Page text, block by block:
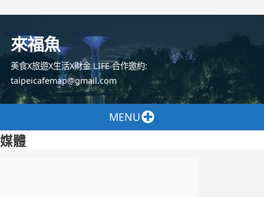
容
來福魚
美食X旅遊X生活X財金 LIFE 合作邀約:
taipeicafemap@gmail.com
MENU
媒體